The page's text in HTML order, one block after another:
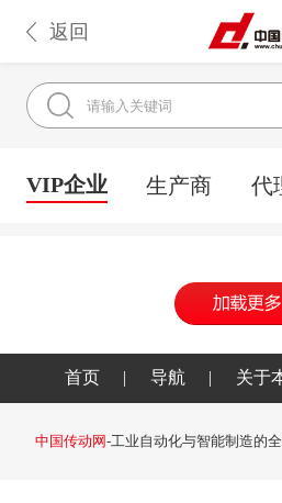
返回
VIP企业 生产商 代
首页 | 导航 | 关于
中国传动网-工业自动化与智能制造的